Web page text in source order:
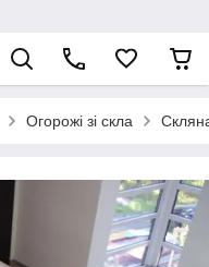
Огорожі зі скла